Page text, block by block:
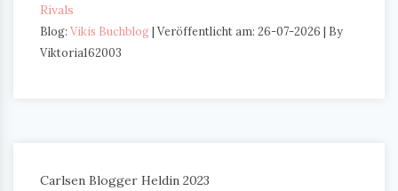
Rivals
Blog: Vikis Buchblog Veröffentlicht am: 26-07-2026
By
Viktoria162003
Carlsen Blogger Heldin 2023